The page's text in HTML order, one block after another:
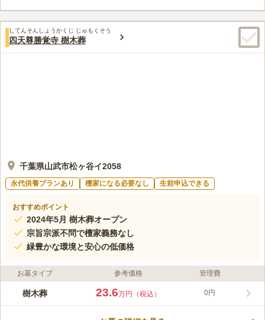
してんそんしょうかくじ じゅもくそう
四天尊勝覚寺 樹木葬
千葉県山武市松ヶ谷イ2058
永代供養プランあり 檀家になる必要なし 生前申込できる
おすすめポイント
2024年5月 樹木葬オープン
宗旨宗派不問で檀家義務なし
緑豊かな環境と安心の低価格
お墓タイプ 参考価格 管理費
樹木葬 23.6万円（税込） 0円